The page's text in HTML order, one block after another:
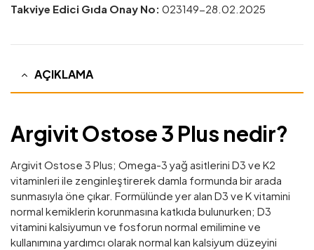
Takviye Edici Gıda Onay No: ‭023149-28.02.2025‬
AÇIKLAMA
Argivit Ostose 3 Plus nedir?
Argivit Ostose 3 Plus; Omega-3 yağ asitlerini D3 ve K2
vitaminleri ile zenginleştirerek damla formunda bir arada
sunmasıyla öne çıkar. Formülünde yer alan D3 ve K vitamini
normal kemiklerin korunmasına katkıda bulunurken; D3
vitamini kalsiyumun ve fosforun normal emilimine ve
kullanımına yardımcı olarak normal kan kalsiyum düzeyini